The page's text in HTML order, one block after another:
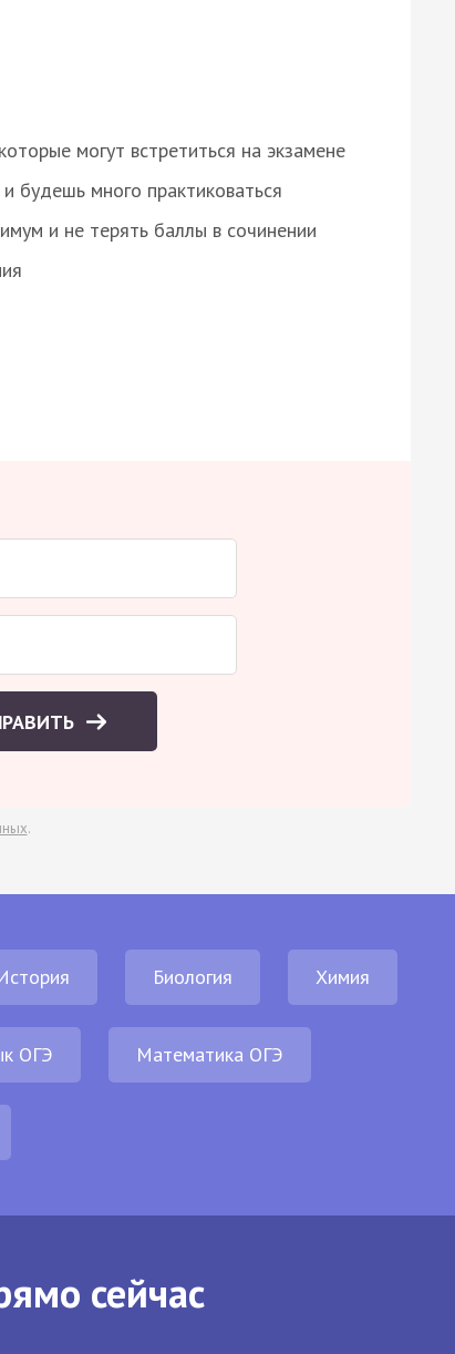
могут встретиться на экзамене
будешь много практиковаться
и не терять баллы в сочинении
.
Биология Химия
ОГЭ Математика ОГЭ
сейчас